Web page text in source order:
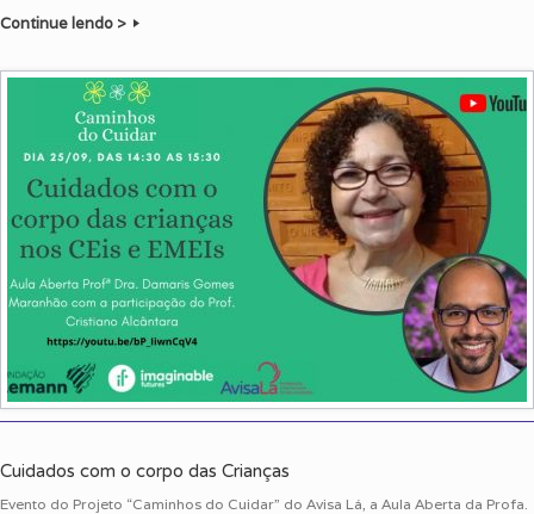
Continue lendo >
Cuidados com o corpo das Crianças
Evento do Projeto “Caminhos do Cuidar” do Avisa Lá, a Aula Aberta da Profa.